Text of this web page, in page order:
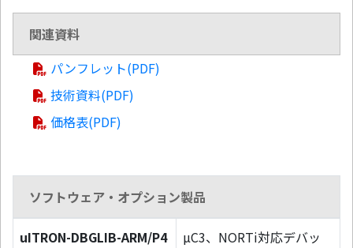
関連資料
パンフレット(PDF)
技術資料(PDF)
価格表(PDF)
ソフトウェア・オプション製品
uITRON-DBGLIB-ARM/P4
µC3、NORTi対応デバッ